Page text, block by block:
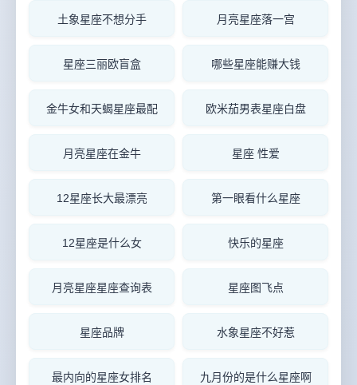
土象星座不想分手 月亮星座落一宫
星座三丽欧盲盒 哪些星座能赚大钱
金牛女和天蝎星座最配 欧米茄男表星座白盘
月亮星座在金牛 星座 性爱
12星座长大最漂亮 第一眼看什么星座
12星座是什么女 快乐的星座
月亮星座星座查询表 星座图飞点
星座品牌 水象星座不好惹
最内向的星座女排名 九月份的是什么星座啊